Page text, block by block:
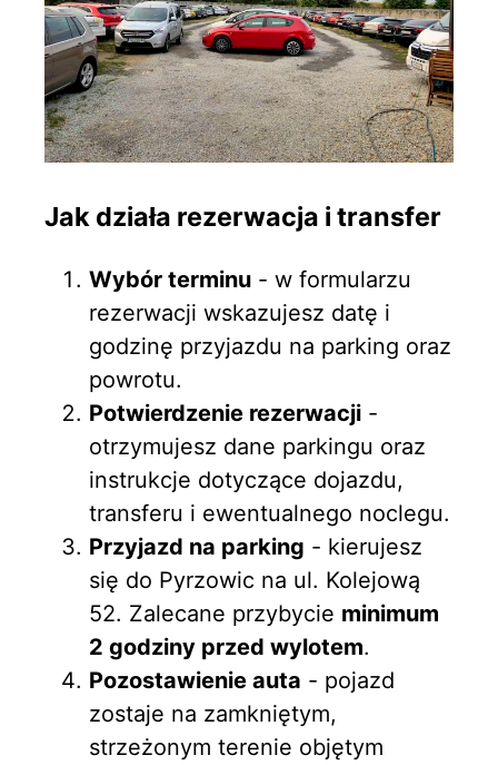
Jak działa rezerwacja i transfer
Wybór terminu - w formularzu
rezerwacji wskazujesz datę i
godzinę przyjazdu na parking oraz
powrotu.
Potwierdzenie rezerwacji -
otrzymujesz dane parkingu oraz
instrukcje dotyczące dojazdu,
transferu i ewentualnego noclegu.
Przyjazd na parking - kierujesz
się do Pyrzowic na ul. Kolejową
52. Zalecane przybycie minimum
2 godziny przed wylotem.
Pozostawienie auta - pojazd
zostaje na zamkniętym,
strzeżonym terenie objętym